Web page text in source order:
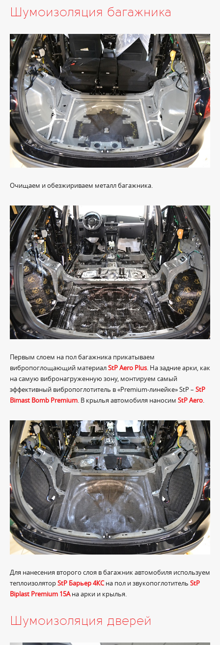
Шумоизоляция багажника
Очищаем и обезжириваем металл багажника.
Первым слоем на пол багажника прикатываем
вибропоглощающий материалStP Aero Plus. На задние арки, как
на самую вибронагруженную зону, монтируем самый
эффективный вибропоглотитель в «Premium-линейке» StP – StP
Bimast Bomb Premium. В крылья автомобиля наносим StP Aero.
Для нанесения второго слоя в багажник автомобиля используем
теплоизоляторStP Барьер 4КСна пол и звукопоглотитель StP
Biplast Premium 15Aна арки и крылья.
Шумоизоляция дверей